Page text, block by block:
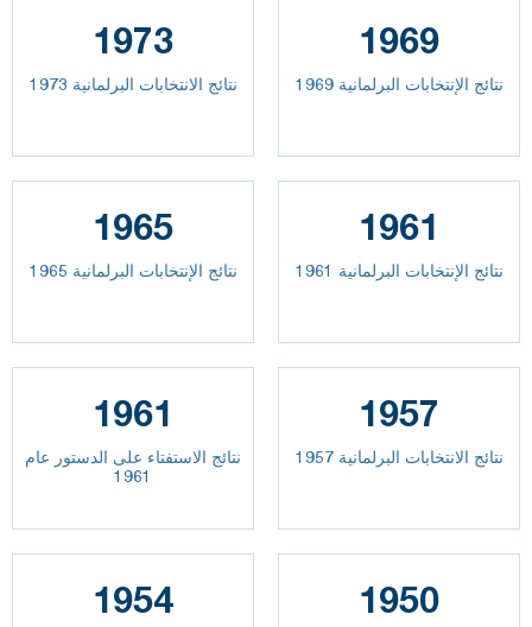
1973
نتائج الانتخابات البرلمانية 1973
1969
نتائج الإنتخابات البرلمانية 1969
1965
نتائج الإنتخابات البرلمانية 1965
1961
نتائج الإنتخابات البرلمانية 1961
1961
نتائج الاستفتاء على الدستور عام
1961
1957
نتائج الانتخابات البرلمانية 1957
1954 1950